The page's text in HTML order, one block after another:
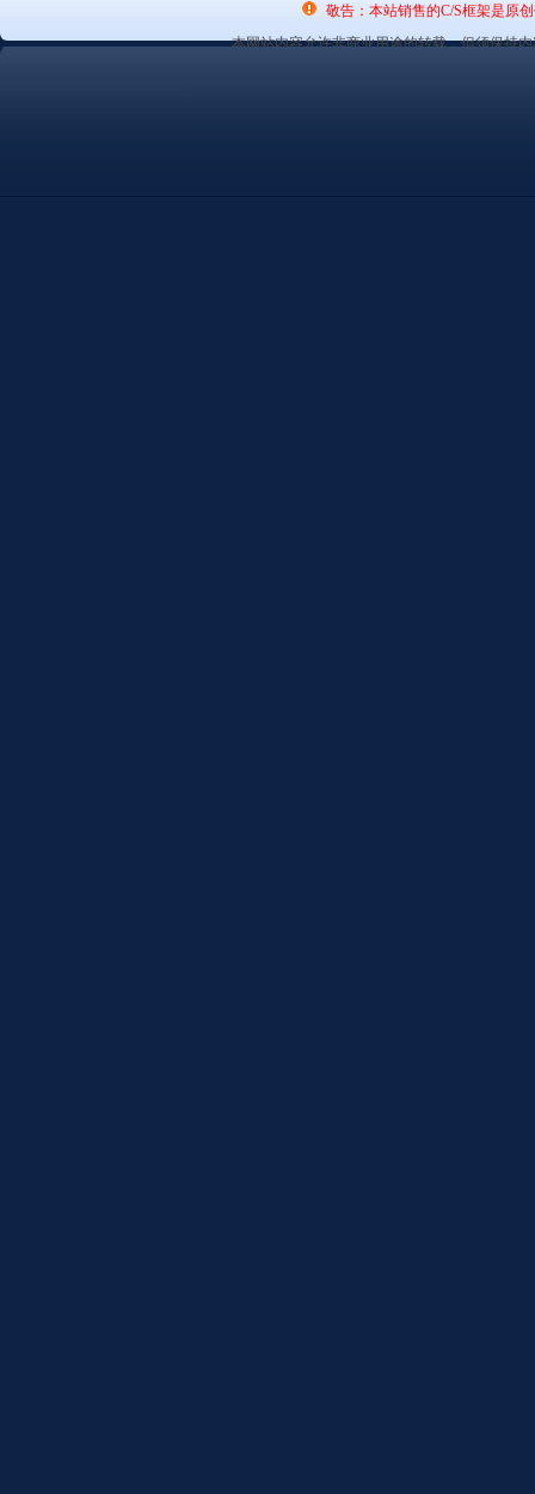
敬告：本站销售的C/S框架是原
本网站内容允许非商业用途的转载，但须保持